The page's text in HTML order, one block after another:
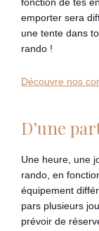
emporter sera
une tente dans
rando !
Découvre nos
D’une
Une heure, une
rando, en
équipement
pars plusieurs
prévoir de